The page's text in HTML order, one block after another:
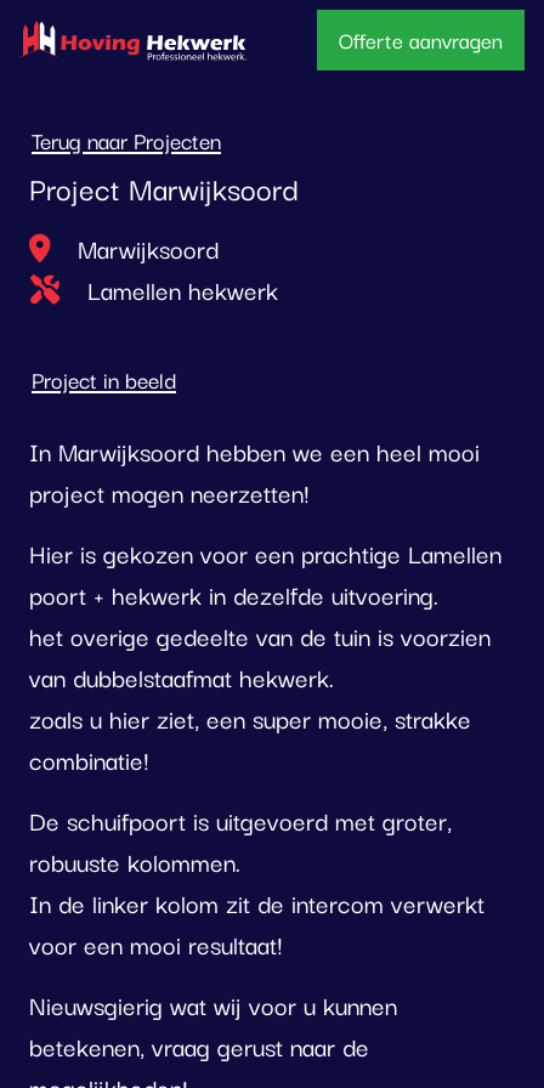
overslaan
Offerte aanvragen
Terug naar Projecten
Project Marwijksoord
Locatie
Marwijksoord
Type project
Lamellen hekwerk
Project in beeld
In Marwijksoord hebben we een heel mooi
project mogen neerzetten!
Hier is gekozen voor een prachtige Lamellen
poort + hekwerk in dezelfde uitvoering.
het overige gedeelte van de tuin is voorzien
van dubbelstaafmat hekwerk.
zoals u hier ziet, een super mooie, strakke
combinatie!
De schuifpoort is uitgevoerd met groter,
robuuste kolommen.
In de linker kolom zit de intercom verwerkt
voor een mooi resultaat!
Nieuwsgierig wat wij voor u kunnen
betekenen, vraag gerust naar de